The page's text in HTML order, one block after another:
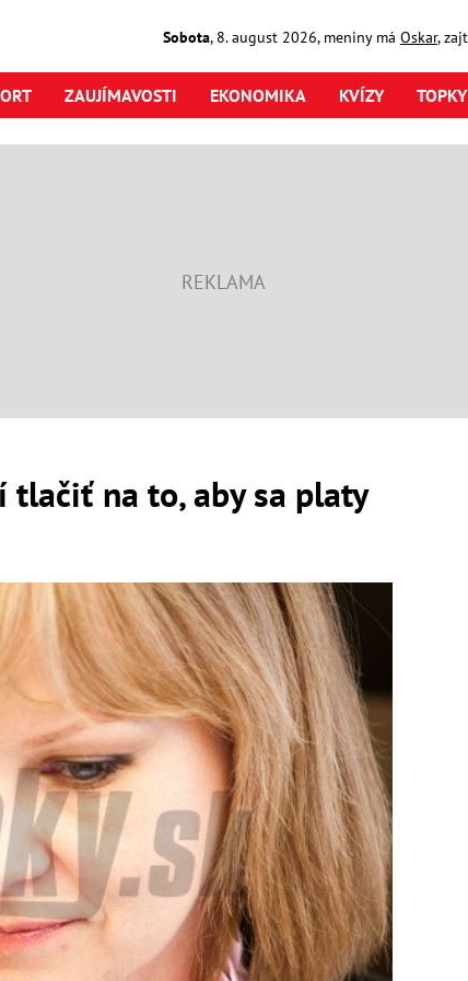
Sobota, 8. august2026, meniny má Oskar,
ZAUJÍMAVOSTI EKONOMIKA KVÍZY
tlačiť na to, aby sa platy